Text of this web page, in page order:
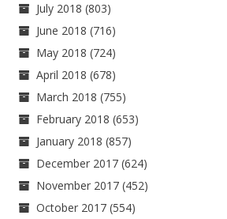
July 2018 (803)
June 2018 (716)
May 2018 (724)
April 2018 (678)
March 2018 (755)
February 2018 (653)
January 2018 (857)
December 2017 (624)
November 2017 (452)
October 2017 (554)